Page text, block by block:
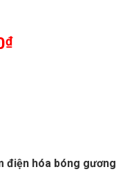
₫
điện hóa bóng gương